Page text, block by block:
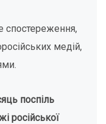
спостереження,
медій,
поспіль
російської